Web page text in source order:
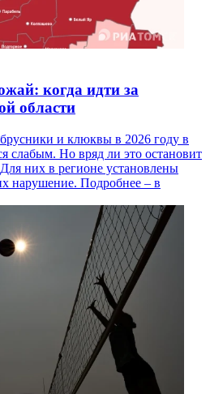
когда идти за
области
и клюквы в 2026 году в
слабым. Но вряд ли это остановит
них в регионе установлены
нарушение. Подробнее – в